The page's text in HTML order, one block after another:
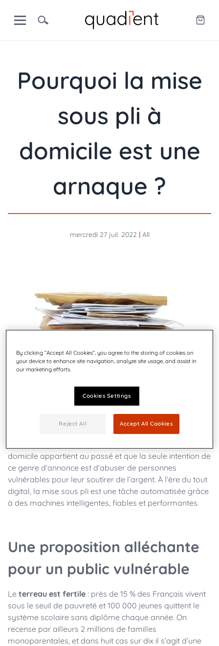
Pourquoi la mise
sous pli à
domicile est une
arnaque ?
mercredi 27 juil. 2022 | All
« Entreprise recherche salarié.e pour mise sous pli à
domicile appartient au passé et que la seule intention de
ce genre d’annonce est d’abuser de personnes
vulnérables pour leur soutirer de l’argent. À l’ère du tout
digital, la mise sous pli est une tâche automatisée grâce
à des machines intelligentes, fiables et performantes.
Une proposition alléchante
pour un public vulnérable
Le terreau est fertile : près de 15 % des Français vivent
sous le seuil de pauvreté et 100 000 jeunes quittent le
système scolaire sans diplôme chaque année. On
recense par ailleurs 2 millions de familles
monoparentales, et dans huit cas sur dix il s’agit d’une
By clicking “Accept All Cookies”, you agree to the storing of cookies on
your device to enhance site navigation, analyze site usage, and assist in
our marketing efforts.
Cookies Settings
Reject All Accept All Cookies